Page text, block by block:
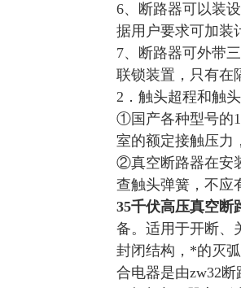
6、断路器可以装
据用户要求可加装
7、断路器可外带
联锁装置，只有在
2．触头超程和触
①国产各种型号的
室的额定接触压力
②真空断路器在安
查触头弹簧，不应
35千伏高压真空断
备。适用于开断、
封闭结构，*的灭
合电器是由zw32